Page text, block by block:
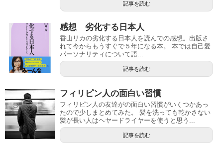
記事を読む
感想 劣化する日本人
香山リカの劣化する日本人を読んでの感想。出版さ
れて今からもうすぐで５年になる本。 本では自己愛
パーソナリティについて語...
記事を読む
フィリピン人の面白い習慣
フィリピン人の友達がの面白い習慣がいくつかあっ
たので少しまとめてみた。 髪を洗っても乾かさない
髪が長い人はヘヤードライヤーを使うと思う...
記事を読む